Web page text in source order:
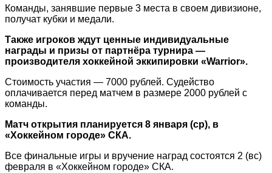
Команды, занявшие первые 3 места в своем дивизионе,
получат кубки и медали.
Также игроков ждут ценные индивидуальные
награды и призы от партнёра турнира —
производителя хоккейной эккипировки «Warrior».
Стоимость участия — 7000 рублей. Судейство
оплачивается перед матчем в размере 2000 рублей с
команды.
Матч открытия планируется 8 января (ср), в
«Хоккейном городе» СКА.
Все финальные игры и вручение наград состоятся 2 (вс)
февраля в «Хоккейном городе» СКА.